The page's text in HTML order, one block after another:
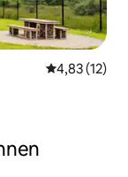
Gemiddelde
4,83 (12)